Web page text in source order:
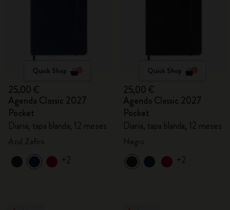
Quick Shop
25,00 €
Agenda Classic 2027
Pocket
Diaria, tapa blanda, 12 meses
+2
Quick Shop
25,00 €
Agenda Classic 2027
Pocket
Diaria, tapa blanda, 12 meses
+2